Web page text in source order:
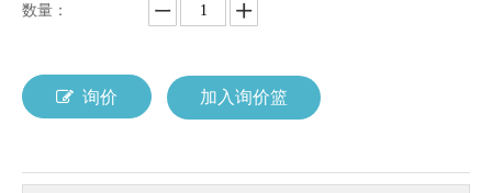
数量：
询价 加入询价篮